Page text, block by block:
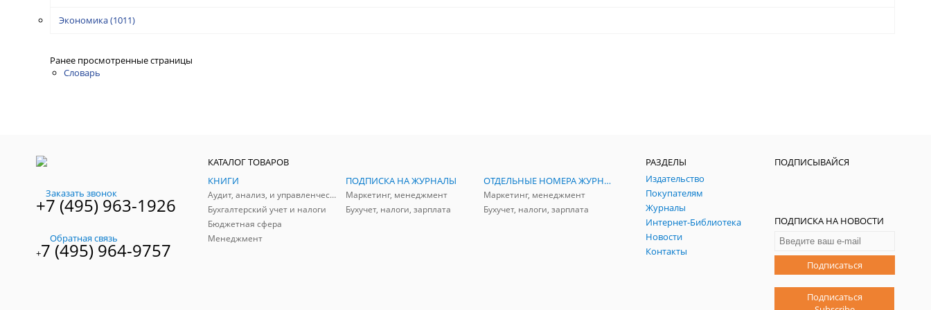
Экономика(1011)
Ранее просмотренные страницы
Словарь
Заказать звонок
+7 (495) 963-1926
Обратная связь
+7 (495) 964-9757
КАТАЛОГ ТОВАРОВ
КНИГИ
Аудит, анализ, и управленческий учет
Бухгалтерский учет и налоги
Бюджетная сфера
Менеджмент
ПОДПИСКА НА ЖУРНАЛЫ
Маркетинг, менеджмент
Бухучет, налоги, зарплата
ОТДЕЛЬНЫЕ НОМЕРА ЖУРНАЛОВ
Маркетинг, менеджмент
Бухучет, налоги, зарплата
РАЗДЕЛЫ
Издательство
Покупателям
Журналы
Интернет-Библиотека
Новости
Контакты
ПОДПИСЫВАЙСЯ
ПОДПИСКА НА НОВОСТИ
Подписаться
Подписаться